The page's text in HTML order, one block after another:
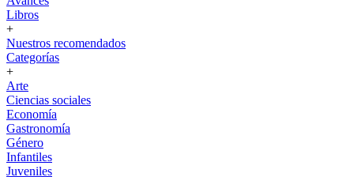
Libros
+
Nuestros recomendados
Categorías
+
Arte
Ciencias sociales
Economía
Gastronomía
Género
Infantiles
Juveniles